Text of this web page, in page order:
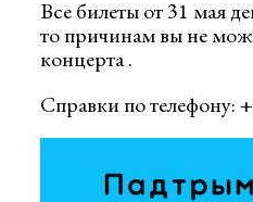
Все билеты от 31 мая
то причинам вы не
концерта .
Справки по телефону: